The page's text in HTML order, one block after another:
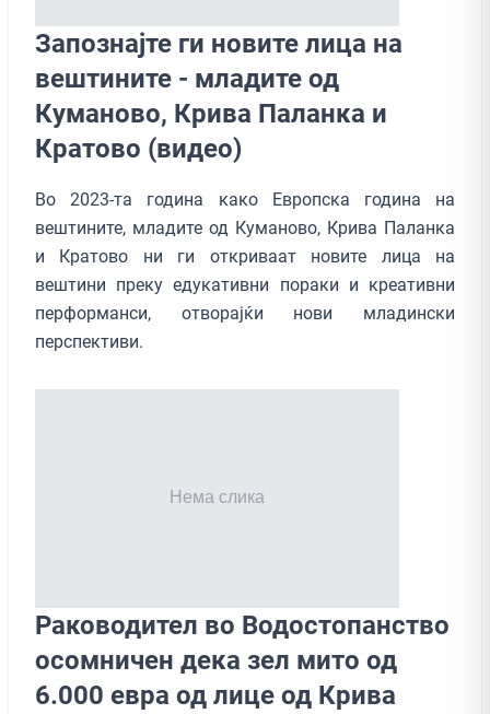
Запознајте ги новите лица на
вештините - младите од
Куманово, Крива Паланка и
Кратово (видео)
Во 2023-та година како Европска година на
вештините, младите од Куманово, Крива Паланка
и Кратово ни ги откриваат новите лица на
вештини преку едукативни пораки и креативни
перформанси, отворајќи нови младински
перспективи.
Раководител во Водостопанство
осомничен дека зел мито од
6.000 евра од лице од Крива